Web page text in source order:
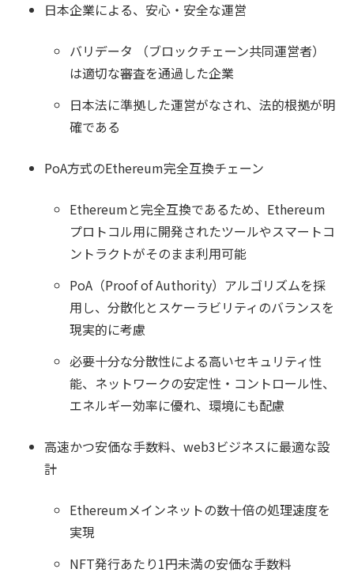
日本企業による、安心・安全な運営
バリデータ （ブロックチェーン共同運営者）
は適切な審査を通過した企業
日本法に準拠した運営がなされ、法的根拠が明
確である
PoA方式のEthereum完全互換チェーン
Ethereumと完全互換であるため、Ethereum
プロトコル用に開発されたツールやスマートコ
ントラクトがそのまま利用可能
PoA（Proof of Authority）アルゴリズムを採
用し、分散化とスケーラビリティのバランスを
現実的に考慮
必要十分な分散性による高いセキュリティ性
能、ネットワークの安定性・コントロール性、
エネルギー効率に優れ、環境にも配慮
高速かつ安価な手数料、web3ビジネスに最適な設
計
Ethereumメインネットの数十倍の処理速度を
実現
NFT発行あたり1円未満の安価な手数料